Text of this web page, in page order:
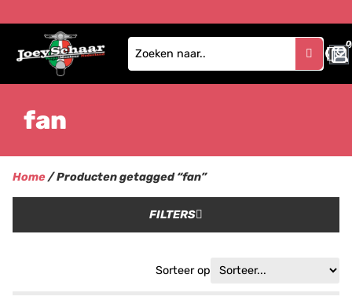
0
0
fan
Home/ Producten getagged “fan”
FILTERS
Sorteer op